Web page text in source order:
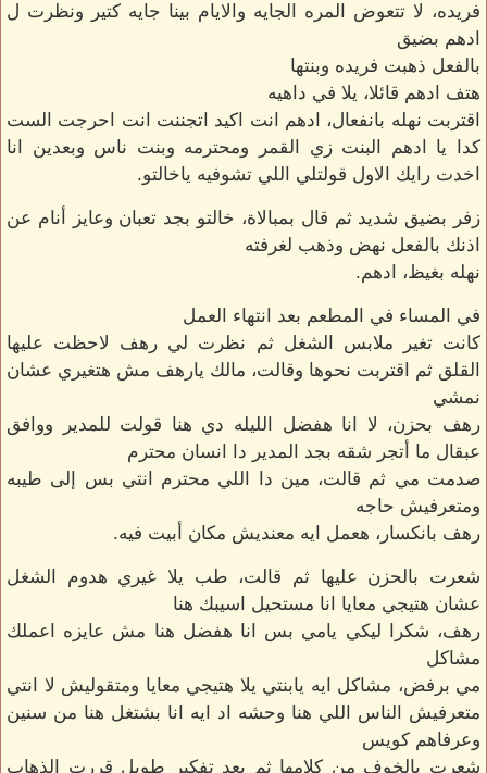
فريده، لا تتعوض المره الجايه والايام بينا جايه كتير ونظرت ل
ادهم بضيق
بالفعل ذهبت فريده وبنتها
هتف ادهم قائلا، يلا في داهيه
اقتربت نهله بانفعال، ادهم انت اكيد اتجننت انت احرجت الست
كدا يا ادهم البنت زي القمر ومحترمه وبنت ناس وبعدين انا
اخدت رايك الاول قولتلي اللي تشوفيه ياخالتو.
زفر بضيق شديد ثم قال بمبالاة، خالتو بجد تعبان وعايز أنام عن
اذنك بالفعل نهض وذهب لغرفته
نهله بغيظ، ادهم.
في المساء في المطعم بعد انتهاء العمل
كانت تغير ملابس الشغل ثم نظرت لي رهف لاحظت عليها
القلق ثم اقتربت نحوها وقالت، مالك يارهف مش هتغيري عشان
نمشي
رهف بحزن، لا انا هفضل الليله دي هنا قولت للمدير ووافق
عبقال ما أتجر شقه بجد المدير دا انسان محترم
صدمت مي ثم قالت، مين دا اللي محترم انتي بس إلى طيبه
ومتعرفيش حاجه
رهف بانكسار، هعمل ايه معنديش مكان أبيت فيه.
شعرت بالحزن عليها ثم قالت، طب يلا غيري هدوم الشغل
عشان هتيجي معايا انا مستحيل اسيبك هنا
رهف، شكرا ليكي يامي بس انا هفضل هنا مش عايزه اعملك
مشاكل
مي برفض، مشاكل ايه يابنتي يلا هتيجي معايا ومتقوليش لا انتي
متعرفيش الناس اللي هنا وحشه اد ايه انا بشتغل هنا من سنين
وعرفاهم كويس
شعرت بالخوف من كلامها ثم بعد تفكير طويل قررت الذهاب